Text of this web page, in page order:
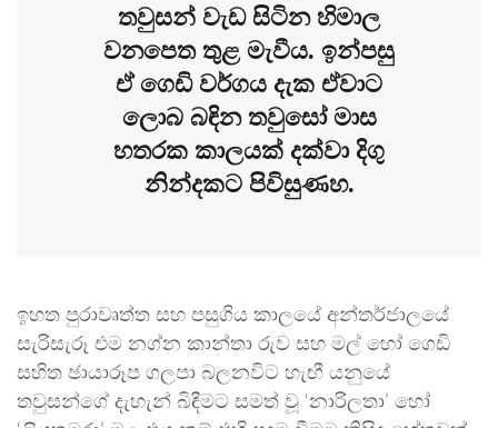
තවුසන් වැඩ සිටින හිමාල
වනපෙත තුළ මැවීය. ඉන්පසු
ඒ ගෙඩි වර්ගය දැක ඒවාට
ලොබ බඳින තවුසෝ මාස
හතරක කාලයක් දක්වා දිගු
නින්දකට පිවිසුණහ.
ඉහත පුරාවෘත්ත සහ පසුගිය කාලයේ අන්තර්ජාලයේ
සැරිසැරූ එම නග්න කාන්තා රුව සහ මල් හෝ ගෙඩි
සහිත ඡායාරූප ගලපා බලනවිට හැඟී යනුයේ
තවුසන්ගේ දැහැන් බිඳීමට සමත් වූ ‘නාරිලතා’ හෝ